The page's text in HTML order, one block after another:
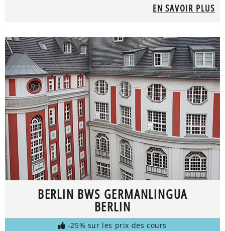
EN SAVOIR PLUS
BERLIN BWS GERMANLINGUA
BERLIN
-25% sur les prix des cours